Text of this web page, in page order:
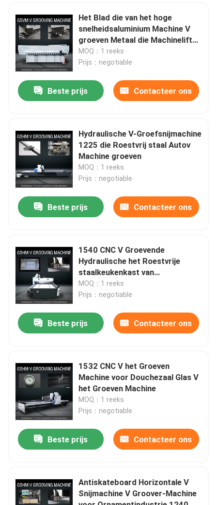
Over ons
Contacten
Producten
Hoge snelheid V het Groeven Machine
CNC V het Groeven Machine
Automatisch V die Machine groeven
V Groover-Machine
Het Blad die van het hoge
snelheidsaluminium Machine V
groeven Metaal die Machinelift
1560 groeven
MOQ：1 reeks
Prijs：negotiable
Beste prijs Contacteer ons
Hydraulische V-Groefsnijmachine
1225 die Roestvrij staal Autov
Machine groeven
MOQ：1 reeks
Prijs：negotiable
Beste prijs Contacteer ons
1540 CNC V Groevende
Hydraulische het Roestvrije
staalkeukenkast van
Machinefabrikanten
MOQ：1 reeks
Prijs：negotiable
Beste prijs Contacteer ons
1532 CNC V het Groeven
Machine voor Douchezaal Glas V
het Groeven Machine
MOQ：1 reeks
Prijs：negotiable
Beste prijs Contacteer ons
Antiskateboard Horizontale V
Snijmachine V Groover-Machine